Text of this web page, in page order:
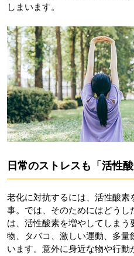
しまいます。
日常のストレスも「活性
老化に対抗するには、活性酸
事。では、そのためにはどう
は、活性酸素を増やしてしま
物、タバコ、激しい運動、多量
います。意外に身近な物や行動